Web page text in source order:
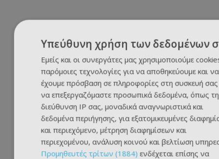
Υπεύθυνη χρήση των δεδομένων
Εμείς και οι συνεργάτες μας χρησιμοποιούμε
παρόμοιες τεχνολογίες για να αποθηκεύουμε και να
έχουμε πρόσβαση σε πληροφορίες στη συσκευή σας
να επεξεργαζόμαστε προσωπικά δεδομένα, όπως τη
διεύθυνση IP σας, μοναδικά αναγνωριστικά και
δεδομένα περιήγησης, για εξατομικευμένες
και περιεχόμενο, μέτρηση διαφημίσεων και
περιεχομένου, ανάλυση κοινού και βελτίωση
Προμηθευτές τρίτων (1884) ενδέχεται επίσης να